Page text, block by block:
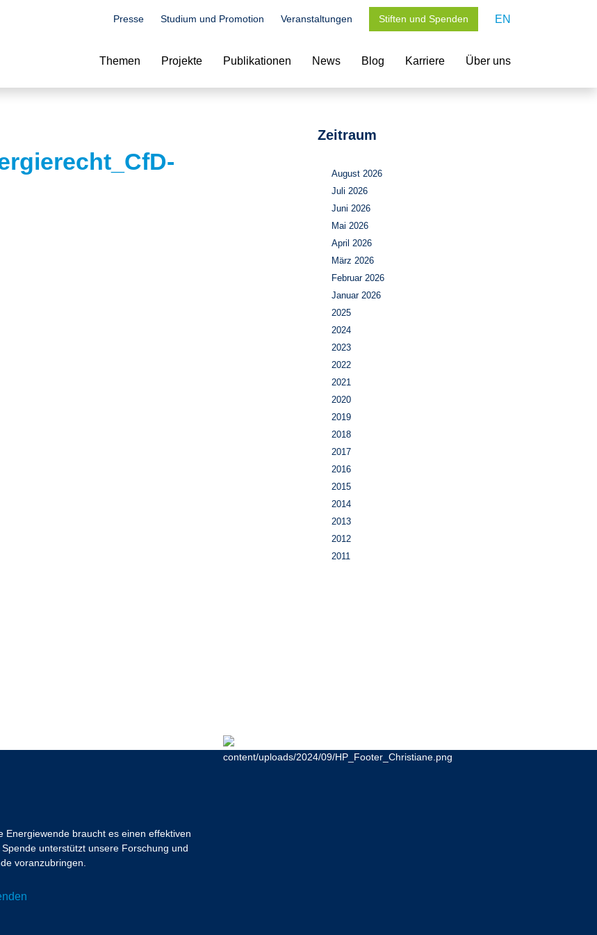
Presse Studium und Promotion Veranstaltungen Stiften und Spenden EN
Themen Projekte Publikationen News Blog Karriere Über uns
Zeitraum
August 2026
Juli 2026
Juni 2026
Mai 2026
April 2026
März 2026
Februar 2026
Januar 2026
2025
2024
2023
2022
2021
2020
2019
2018
2017
2016
2015
2014
2013
2012
2011
Energiewende braucht es einen effektiven
unterstützt unsere Forschung und
voranzubringen.